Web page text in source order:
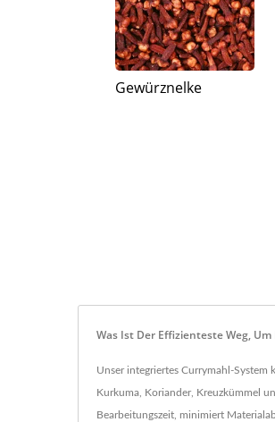
Gewürznelke
Was Ist Der Effizienteste Weg,
Unser integriertes Currymahl-
Kurkuma, Koriander, Kreuzkümmel
Bearbeitungszeit, minimiert